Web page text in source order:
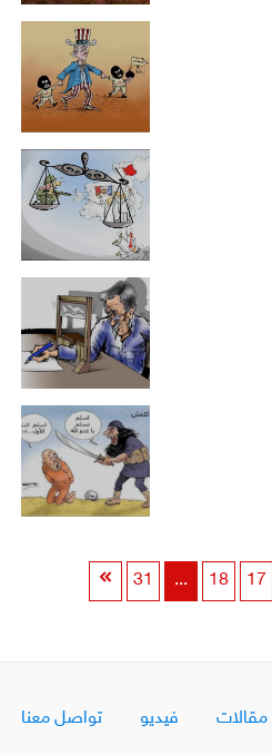
17
18
...
31
مقالات فيديو تواصل معنا